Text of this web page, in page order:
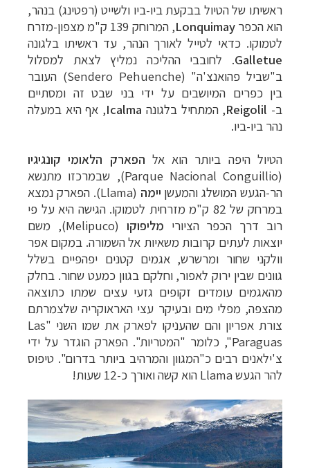
ראשיתו של הטיול בבקעת ביו-ביו ולשייט (רפטינג) בנהר,
הוא הכפרLonquimay
,
המרוחק 139 ק"מ מצפון-מזרח
לטמוקו. כדאי לטייל לאורך הנהר, עד ראשיתו בלגונה
Galletue. לחובבי ההליכה נמליץ לצאת למסלול
ב"שביל פהואנצ'ה" (Sendero Pehuenche
) העובר
בין כפרים המיושבים על ידי בני שבט זה ומסתיים
ב- Reigolil, המתחיל בלגונה Icalma, אף היא במעלה
נהר ביו-ביו.
הטיול היפה ביותר הוא אל הפארק הלאומי קונגיגיו
(
Parque Nacional Conguillio
), שבמרכזו מתנשא
הר-הגעש המושלג והמעשן יימה (
Llama
).הפארק נמצא
במרחק של 82 ק"מ מזרחית לטמוקו. הגישה היא על פי
רוב דרך הכפר הציורי מליפוקו
(Melipuco), משם
יוצאות לעתים קרובות משאיות אל השמורה. במקום אפר
וולקני שחור ומרשרש, אגמים קטנים יפהפיים בשלל
גוונים שבין ירוק לאפור, וחלקם בגוון כמעט שחור. בחלק
מהאגמים עומדים זקופים גזעי עצים שמתו כתוצאה
מהצפה, מפלי מים ובעיקר עצי האראוקריה שלצמרתם
צורת אפריון והם שהעניקו לפארק את שמו השני "
Las
Paraguas
", כלומר "המטריות". הפארק הוגדר על ידי
צ'ילאנים רבים כ"המגוון והמרהיב ביותר בדרום". טיפוס
להר הגעש Llama הוא קשה ואורך כ-12 שעות!